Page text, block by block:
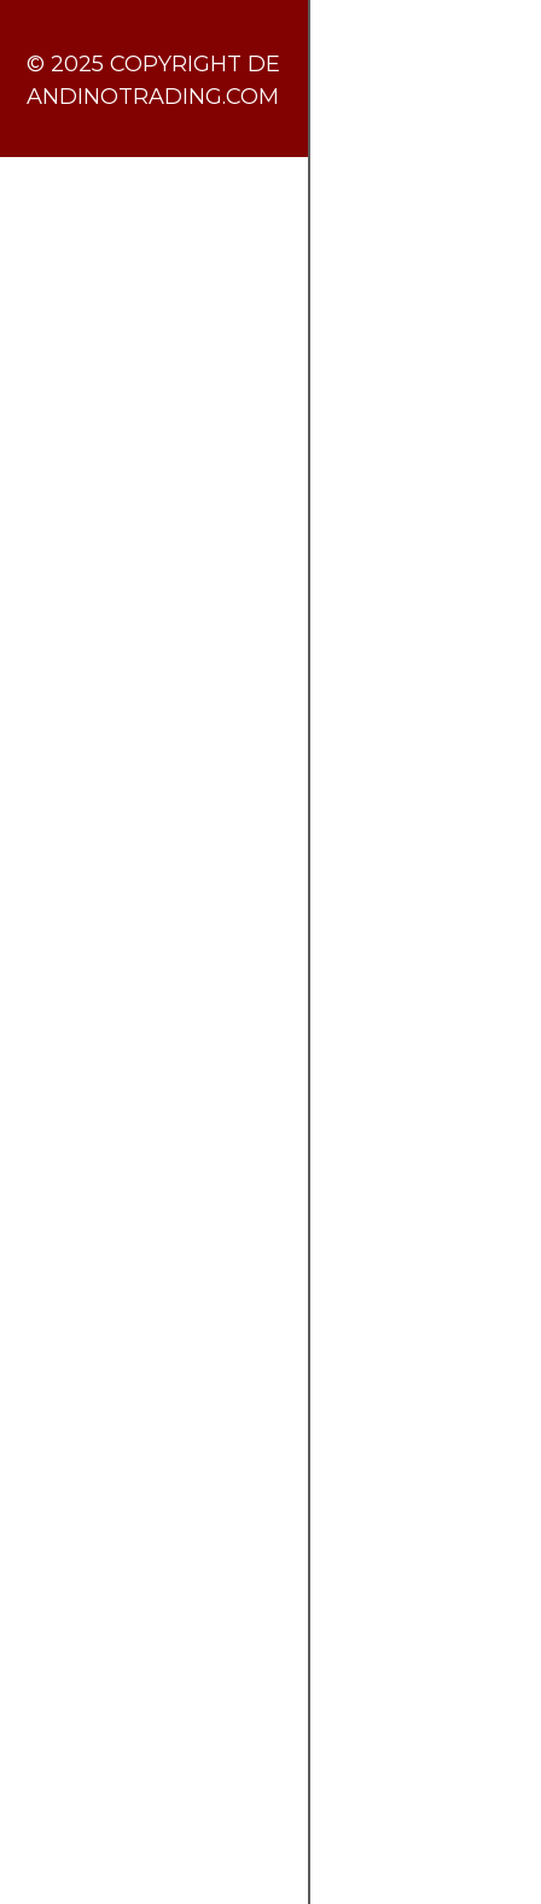
​© 2025 COPYRIGHT DE
ANDINOTRADING.COM